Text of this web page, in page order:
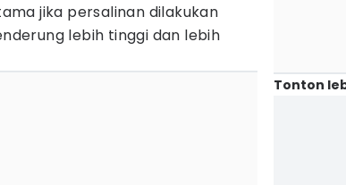
jika persalinan dilakukan
lebih tinggi dan lebih
Tonton